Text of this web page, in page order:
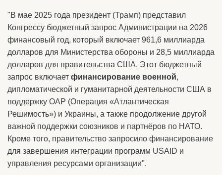
"В мае 2025 года президент (Трамп) представил
Конгрессу бюджетный запрос Администрации на 2026
финансовый год, который включает 961,6 миллиарда
долларов для Министерства обороны и 28,5 миллиарда
долларов для правительства США. Этот бюджетный
запрос включает финансирование военной,
дипломатической и гуманитарной деятельности США в
поддержку ОАР (Операция «Атлантическая
Решимость») и Украины, а также продолжение другой
важной поддержки союзников и партнёров по НАТО.
Кроме того, правительство запросило финансирование
для завершения интеграции программ USAID и
управления ресурсами организации".